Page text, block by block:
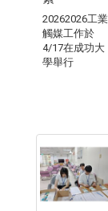
20262026工業
觸媒工作於
4/17在成功大
學舉行